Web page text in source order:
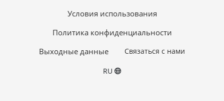
Условия использования
Политика конфиденциальности
Выходные данные
Связаться с нами
RU